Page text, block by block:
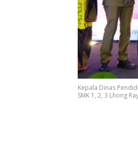
Kepala Dinas
SMK 1, 2, 3 Lhong